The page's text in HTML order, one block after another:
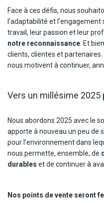
Face à ces défis, nous
l’adaptabilité et
travail, leur passion et leur
notre reconnaissance . Et
clients, clientes et
nous motivent à continuer,
Vers un millésime 2025
Nous abordons 2025 avec le
apporte à nouveau un peu de
pour l’environnement dans
nous permette, ensemble, de
durables et de continuer à
Nos points de vente seront